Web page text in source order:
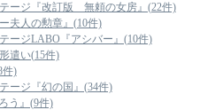
ージ『改訂版 無頼の女房』(22件)
夫人の勲章』(10件)
ージLABO『アシバー』(10件)
遣い(15件)
件)
ージ『幻の国』(34件)
う』(9件)